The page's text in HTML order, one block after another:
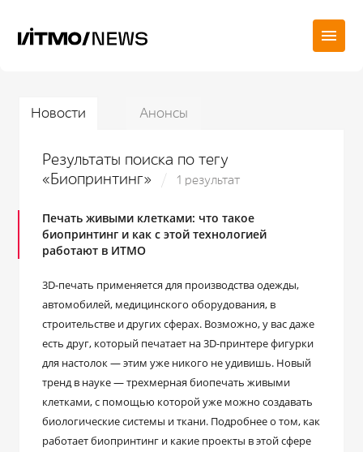
Новости Анонсы
Результаты поиска по тегу
«Биопринтинг»
1 результат
Печать живыми клетками: что такое
биопринтинг и как с этой технологией
работают в ИТМО
3D-печать применяется для производства одежды,
автомобилей, медицинского оборудования, в
строительстве и других сферах. Возможно, у вас даже
есть друг, который печатает на 3D-принтере фигурки
для настолок — этим уже никого не удивишь. Новый
тренд в науке — трехмерная биопечать живыми
клетками, с помощью которой уже можно создавать
биологические системы и ткани. Подробнее о том, как
работает биопринтинг и какие проекты в этой сфере